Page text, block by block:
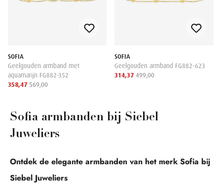
SOFIA
Geelgouden armband met
aquamarijn FG882-352
358,47 569,00
SOFIA
Geelgouden armband FG882-623
314,37 499,00
Sofia armbanden bij Siebel
Juweliers
Ontdek de elegante armbanden van het merk Sofia bij
Siebel Juweliers